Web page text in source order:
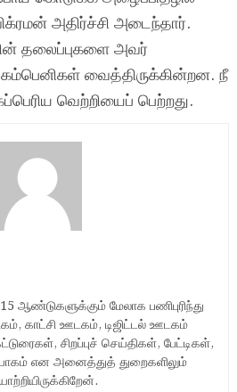
அதிர்ச்சி அடைந்தார்.
தலைப்புகளை அவர்
கம்பெனிகள் வைத்திருக்கின்றன. நீ
வெற்றியைப் பெற்றது.
ஆண்டுகளுக்கும் மேலாக பணிபுரிந்து
காட்சி ஊடகம், டிஜிட்டல் ஊடகம்
சிறப்புச் செய்திகள், பேட்டிகள்,
என அனைத்துத் துறைகளிலும்